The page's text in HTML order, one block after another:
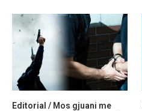
Editorial / Mos gjuani me